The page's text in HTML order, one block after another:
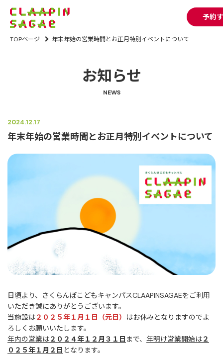
予約
TOPページ 年末年始の営業時間とお正月特別イベントについて
お知らせ
NEWS
2024.12.17
年末年始の営業時間とお正月特別イベントについて
日頃より、さくらんぼこどもキャンパスCLAAPINSAGAEをご利用
いただき誠にありがとうございます。
当施設は２０２５年１月１日（元日）
はお休みとなりますのでよ
ろしくお願いいたします。
年内の営業は２０２４年１２月３１日 まで、 年明け営業開始は２
０２５年１月２日 となります。